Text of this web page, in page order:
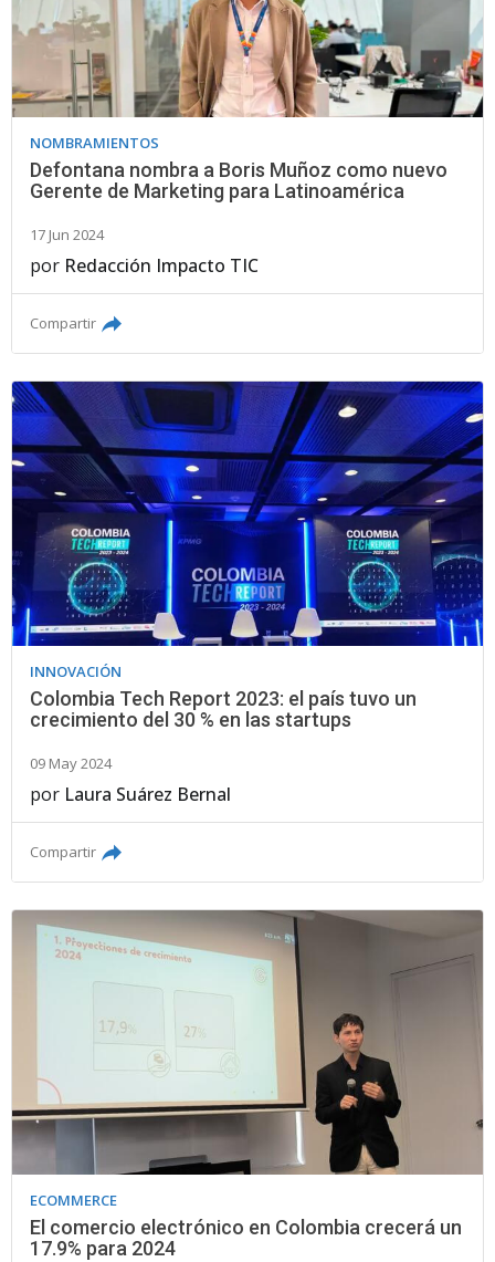
NOMBRAMIENTOS
Defontana nombra a Boris Muñoz como nuevo
Gerente de Marketing para Latinoamérica
17 Jun 2024
por Redacción Impacto TIC
Compartir
INNOVACIÓN
Colombia Tech Report 2023: el país tuvo un
crecimiento del 30 % en las startups
09 May 2024
por Laura Suárez Bernal
Compartir
ECOMMERCE
El comercio electrónico en Colombia crecerá un
17.9% para 2024